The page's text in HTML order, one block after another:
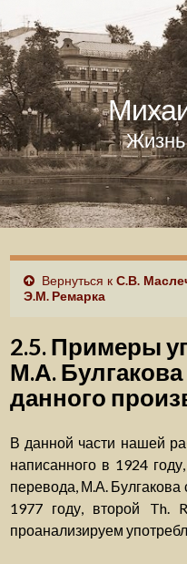
Жизнь
Вернуться кС.В.
Э.М. Ремарка
2.5. Примеры
М.А.
данного
В данной части нашей
написанного в 1924
перевода, М.А. Булгакова
1977 году, второй Th.
проанализируем